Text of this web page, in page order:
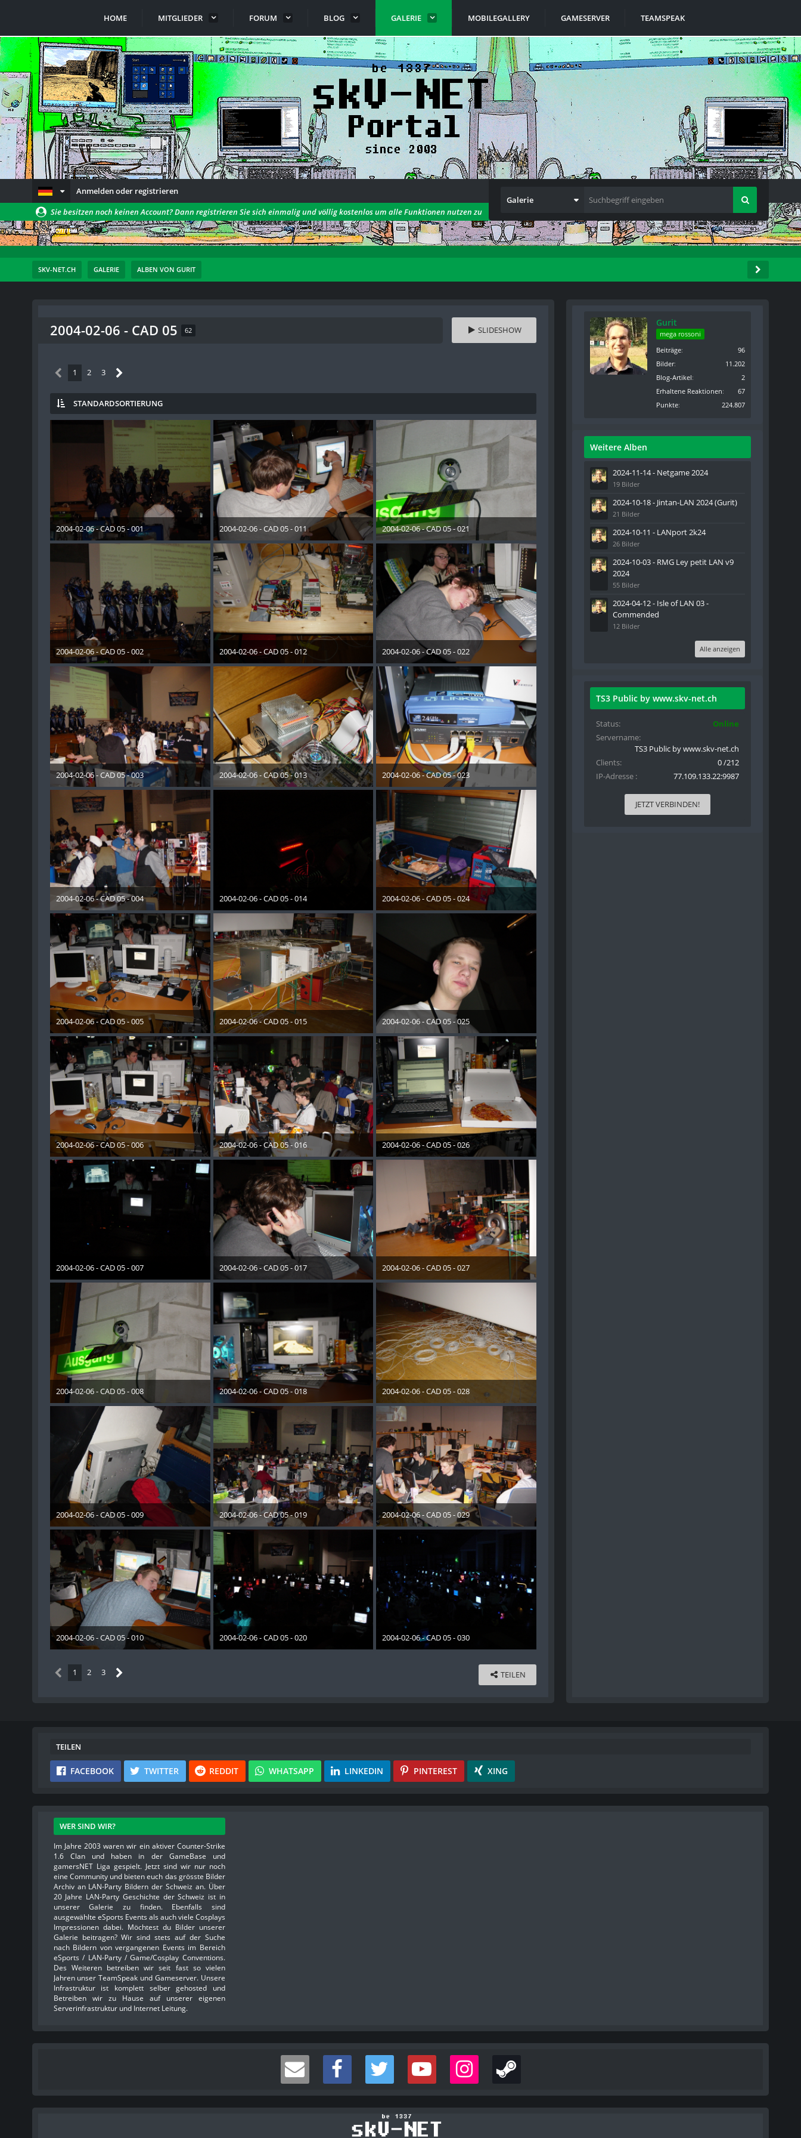
HOME MITGLIEDER FORUM BLOG GALERIE MOBILEGALLERY GAMESERVER TEAMSPEAK
Anmelden oder registrieren
Galerie
Sie besitzen noch keinen Account? Dann registrieren Sie sich einmalig und völlig kostenlos um alle Funktionen nutzen zu
können!
SKV-NET.CH GALERIE ALBEN VON GURIT
2004-02-06 - CAD 05 62 SLIDESHOW
1 2 3
STANDARDSORTIERUNG
2004-02-06 - CAD 05 - 001
28. Dezember 2012
2004-02-06 - CAD 05 - 002
28. Dezember 2012
2004-02-06 - CAD 05 - 003
28. Dezember 2012
2004-02-06 - CAD 05 - 004
28. Dezember 2012
2004-02-06 - CAD 05 - 005
28. Dezember 2012
2004-02-06 - CAD 05 - 006
28. Dezember 2012
2004-02-06 - CAD 05 - 007
28. Dezember 2012
2004-02-06 - CAD 05 - 008
28. Dezember 2012
2004-02-06 - CAD 05 - 009
28. Dezember 2012
2004-02-06 - CAD 05 - 010
28. Dezember 2012
2004-02-06 - CAD 05 - 011
28. Dezember 2012
2004-02-06 - CAD 05 - 012
28. Dezember 2012
2004-02-06 - CAD 05 - 013
28. Dezember 2012
2004-02-06 - CAD 05 - 014
28. Dezember 2012
2004-02-06 - CAD 05 - 015
28. Dezember 2012
2004-02-06 - CAD 05 - 016
28. Dezember 2012
2004-02-06 - CAD 05 - 017
28. Dezember 2012
2004-02-06 - CAD 05 - 018
28. Dezember 2012
2004-02-06 - CAD 05 - 019
28. Dezember 2012
2004-02-06 - CAD 05 - 020
28. Dezember 2012
2004-02-06 - CAD 05 - 021
28. Dezember 2012
2004-02-06 - CAD 05 - 022
28. Dezember 2012
2004-02-06 - CAD 05 - 023
28. Dezember 2012
2004-02-06 - CAD 05 - 024
28. Dezember 2012
2004-02-06 - CAD 05 - 025
28. Dezember 2012
2004-02-06 - CAD 05 - 026
28. Dezember 2012
2004-02-06 - CAD 05 - 027
28. Dezember 2012
2004-02-06 - CAD 05 - 028
28. Dezember 2012
2004-02-06 - CAD 05 - 029
28. Dezember 2012
2004-02-06 - CAD 05 - 030
28. Dezember 2012
1 2 3 TEILEN
Gurit
mega rossoni
Beiträge
96
Bilder
11.202
Blog-Artikel
2
Erhaltene Reaktionen
67
Punkte
224.807
Weitere Alben
2024-11-14 - Netgame 2024
19 Bilder
2024-10-18 - Jintan-LAN 2024 (Gurit)
21 Bilder
2024-10-11 - LANport 2k24
26 Bilder
2024-10-03 - RMG Ley petit LAN v9
2024
55 Bilder
2024-04-12 - Isle of LAN 03 -
Commended
12 Bilder
Alle anzeigen
TS3 Public by www.skv-net.ch
Status
Online
Servername
TS3 Public by www.skv-net.ch
Clients
0 /212
IP-Adresse
77.109.133.22:9987
JETZT VERBINDEN!
TEILEN
FACEBOOK TWITTER REDDIT WHATSAPP LINKEDIN PINTEREST XING
WER SIND WIR?
Im Jahre 2003 waren wir ein aktiver Counter-Strike
1.6 Clan und haben in der GameBase und
gamersNET Liga gespielt. Jetzt sind wir nur noch
eine Community und bieten euch das grösste Bilder
Archiv an LAN-Party Bildern der Schweiz an. Über
20 Jahre LAN-Party Geschichte der Schweiz ist in
unserer Galerie zu finden. Ebenfalls sind
ausgewählte eSports Events als auch viele Cosplays
Impressionen dabei. Möchtest du Bilder unserer
Galerie beitragen? Wir sind stets auf der Suche
nach Bildern von vergangenen Events im Bereich
eSports / LAN-Party / Game/Cosplay Conventions.
Des Weiteren betreiben wir seit fast so vielen
Jahren unser TeamSpeak und Gameserver. Unsere
Infrastruktur ist komplett selber gehosted und
Betreiben wir zu Hause auf unserer eigenen
Serverinfrastruktur und Internet Leitung.